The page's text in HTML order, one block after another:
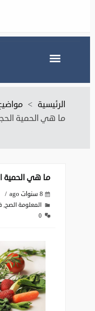
الرئيسية >
ما هي الحمية
ما هي الحمية
8 سنوات ago
المعلومة الصح,
0